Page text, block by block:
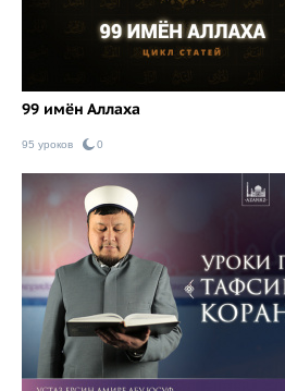
99 имён Аллаха
95 уроков 0